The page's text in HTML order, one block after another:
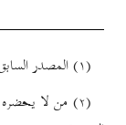
(۱) المصدر السابق، ص٤٦۸، الباب۲۳ من كتاب اللقطة، ح۱.